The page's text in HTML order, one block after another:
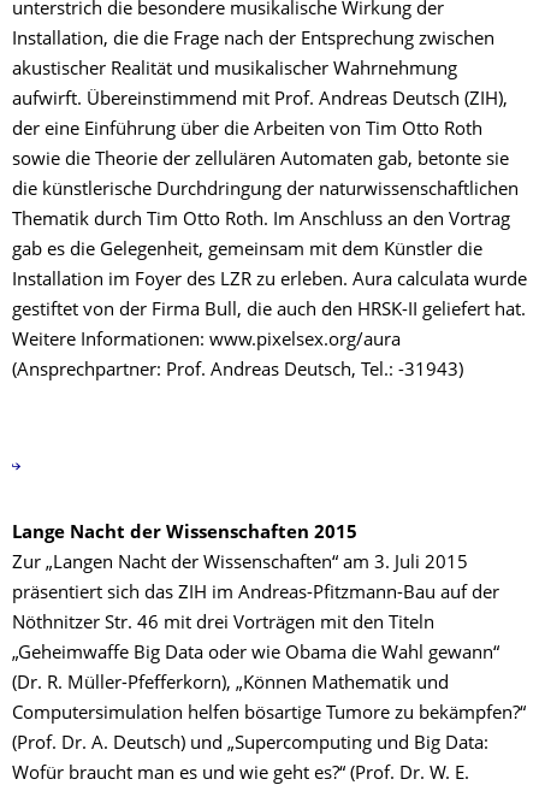
unterstrich die besondere musikalische Wirkung der
Installation, die die Frage nach der Entsprechung zwischen
akustischer Realität und musikalischer Wahrnehmung
aufwirft. Übereinstimmend mit Prof. Andreas Deutsch (ZIH),
der eine Einführung über die Arbeiten von Tim Otto Roth
sowie die Theorie der zellulären Automaten gab, betonte sie
die künstlerische Durchdringung der naturwissenschaftlichen
Thematik durch Tim Otto Roth. Im Anschluss an den Vortrag
gab es die Gelegenheit, gemeinsam mit dem Künstler die
Installation im Foyer des LZR zu erleben. Aura calculata wurde
gestiftet von der Firma Bull, die auch den HRSK-II geliefert hat.
Weitere Informationen: www.pixelsex.org/aura
(Ansprechpartner: Prof. Andreas Deutsch, Tel.: -31943)
Lange Nacht der Wissenschaften 2015
Zur „Langen Nacht der Wissenschaften“ am 3. Juli 2015
präsentiert sich das ZIH im Andreas-Pfitzmann-Bau auf der
Nöthnitzer Str. 46 mit drei Vorträgen mit den Titeln
„Geheimwaffe Big Data oder wie Obama die Wahl gewann“
(Dr. R. Müller-Pfefferkorn), „Können Mathematik und
Computersimulation helfen bösartige Tumore zu bekämpfen?“
(Prof. Dr. A. Deutsch) und „Supercomputing und Big Data:
Wofür braucht man es und wie geht es?“ (Prof. Dr. W. E.